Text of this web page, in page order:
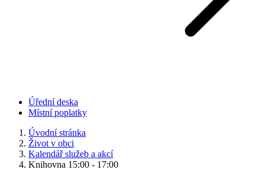
Úřední deska
Místní poplatky
Úvodní stránka
Život v obci
Kalendář služeb a akcí
Knihovna 15:00 - 17:00